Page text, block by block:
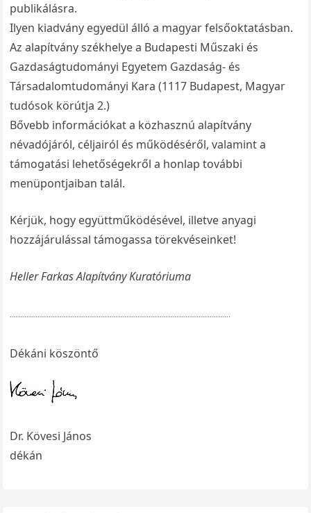
publikálásra.
Ilyen kiadvány egyedül álló a magyar felsőoktatásban.
Az alapítvány székhelye a Budapesti Műszaki és
Gazdaságtudományi Egyetem Gazdaság- és
Társadalomtudományi Kara (1117 Budapest, Magyar
tudósok körútja 2.)
Bővebb információkat a közhasznú alapítvány
névadójáról, céljairól és működéséről, valamint a
támogatási lehetőségekről a honlap további
menüpontjaiban talál.
Kérjük, hogy együttműködésével, illetve anyagi
hozzájárulással támogassa törekvéseinket!
Heller Farkas Alapítvány Kuratóriuma
………………………………………………………………………………………………………..
Dékáni köszöntő
Dr. Kövesi János
dékán